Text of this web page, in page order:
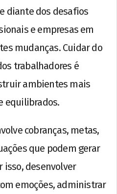
diante dos desafios
e empresas em
mudanças. Cuidar do
trabalhadores é
ambientes mais
equilibrados.
cobranças, metas,
que podem gerar
isso, desenvolver
emoções, administrar